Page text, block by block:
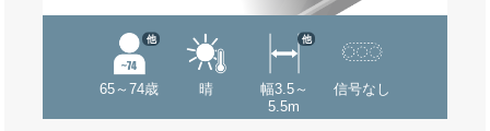
65～74歳
他
晴
幅3.5～
5.5m
他
信号なし